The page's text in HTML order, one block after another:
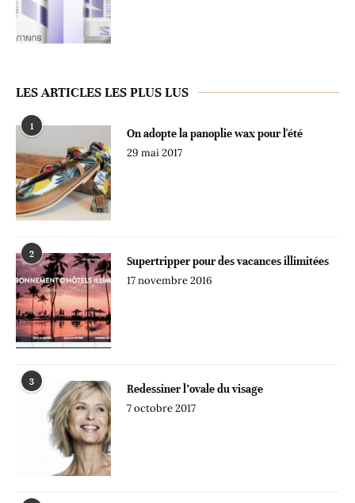
LES ARTICLES LES PLUS LUS
1
On adopte la panoplie wax pour l'été
29 mai 2017
2
Supertripper pour des vacances illimitées
17 novembre 2016
3
Redessiner l’ovale du visage
7 octobre 2017